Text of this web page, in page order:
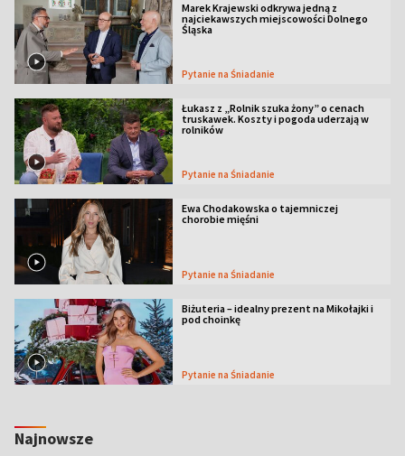
Marek Krajewski odkrywa jedną z
najciekawszych miejscowości Dolnego
Śląska
Pytanie na Śniadanie
Łukasz z „Rolnik szuka żony” o cenach
truskawek. Koszty i pogoda uderzają w
rolników
Pytanie na Śniadanie
Ewa Chodakowska o tajemniczej
chorobie mięśni
Pytanie na Śniadanie
Biżuteria – idealny prezent na Mikołajki i
pod choinkę
Pytanie na Śniadanie
Najnowsze